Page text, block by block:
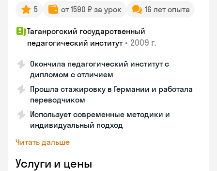
5 от 1590 ₽ за урок 16 лет опыта
Таганрогский государственный
педагогический институт • 2009 г.
Окончила педагогический институт с
дипломом с отличием
Прошла стажировку в Германии и работала
переводчиком
Использует современные методики и
индивидуальный подход
Читать дальше
Услуги и цены